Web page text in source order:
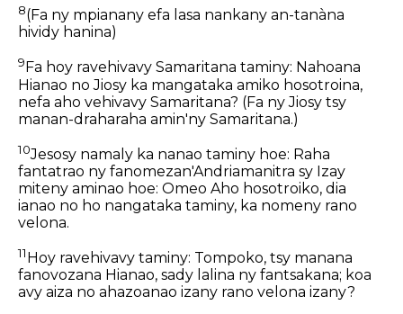
8(Fa ny mpianany efa lasa nankany an-tanàna
hividy hanina)
9 Fa hoy ravehivavy Samaritana taminy: Nahoana
Hianao no Jiosy ka mangataka amiko hosotroina,
nefa aho vehivavy Samaritana? (Fa ny Jiosy tsy
manan-draharaha amin'ny Samaritana.)
10Jesosy namaly ka nanao taminy hoe: Raha
fantatrao ny fanomezan'Andriamanitra sy Izay
miteny aminao hoe: Omeo Aho hosotroiko, dia
ianao no ho nangataka taminy, ka nomeny rano
velona.
11 Hoy ravehivavy taminy: Tompoko, tsy manana
fanovozana Hianao, sady lalina ny fantsakana; koa
avy aiza no ahazoanao izany rano velona izany?